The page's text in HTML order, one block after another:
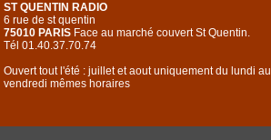
ST QUENTIN RADIO
6 rue de st quentin
75010 PARIS Face au marché couvert St Quentin.
Tél 01.40.37.70.74
Ouvert tout l'été : juillet et aout uniquement du lundi au
vendredi mêmes horaires